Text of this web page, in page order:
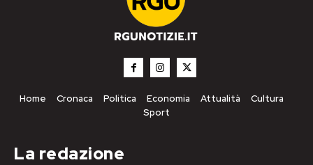
Home Cronaca Politica Economia Attualità
Cultura
Sport
La redazione